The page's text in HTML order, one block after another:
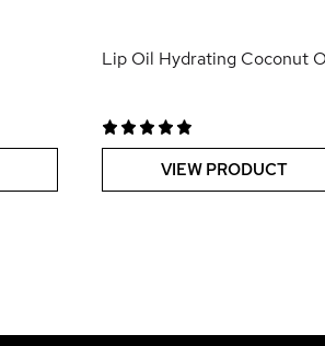
Lip Oil Hydrating Coconut
VIEW PRODUCT